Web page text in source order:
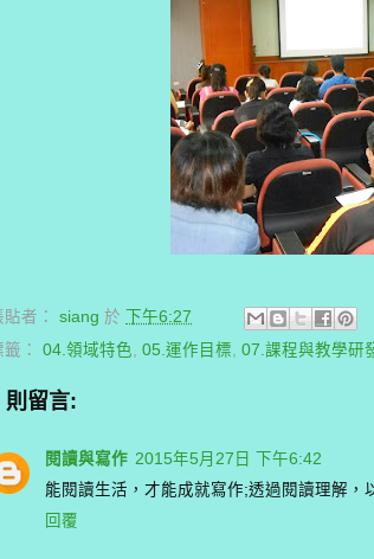
貼者： siang 於 下午6:27
籤： 04.領域特色 05.運作目標 07.課程與教學研
則留言:
閱讀與寫作 2015年5月27日 下午6:42
能閱讀生活，才能成就寫作;透過閱讀理解，
回覆